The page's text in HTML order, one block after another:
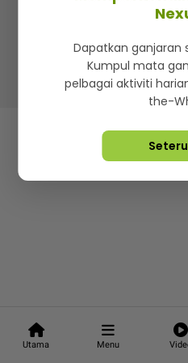
Utama Menu
Hakcipta Terpelihara ©
Dapatkan ganjaran
Kumpul mata
pelbagai aktiviti
the-